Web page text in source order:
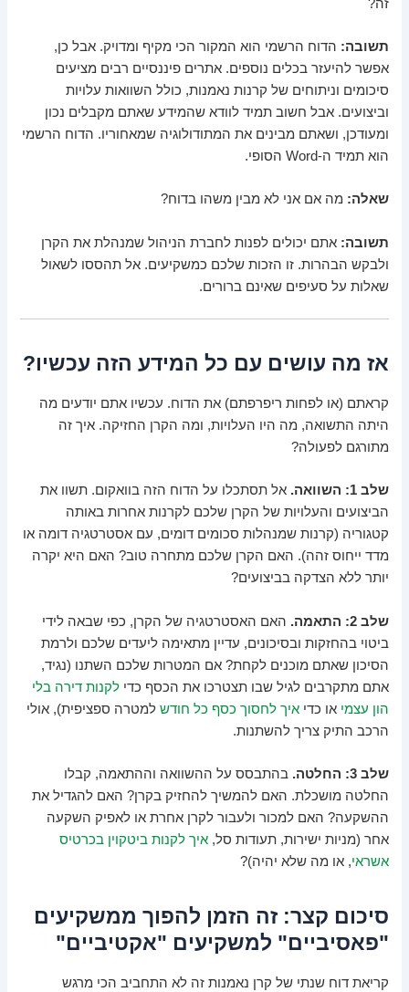
זה?
תשובה: הדוח הרשמי הוא המקור הכי מקיף ומדויק. אבל כן,
אפשר להיעזר בכלים נוספים. אתרים פיננסיים רבים מציעים
סיכומים וניתוחים של קרנות נאמנות, כולל השוואות עלויות
וביצועים. אבל חשוב תמיד לוודא שהמידע שאתם מקבלים נכון
ומעודכן, ושאתם מבינים את המתודולוגיה שמאחוריו. הדוח הרשמי
הוא תמיד ה-Word הסופי.
שאלה: מה אם אני לא מבין משהו בדוח?
תשובה: אתם יכולים לפנות לחברת הניהול שמנהלת את הקרן
ולבקש הבהרות. זו הזכות שלכם כמשקיעים. אל תהססו לשאול
שאלות על סעיפים שאינם ברורים.
אז מה עושים עם כל המידע הזה עכשיו?
קראתם (או לפחות ריפרפתם) את הדוח. עכשיו אתם יודעים מה
היתה התשואה, מה היו העלויות, ומה הקרן החזיקה. איך זה
מתורגם לפעולה?
שלב 1: השוואה.
אל תסתכלו על הדוח הזה בוואקום. תשוו את
הביצועים והעלויות של הקרן שלכם לקרנות אחרות באותה
קטגוריה (קרנות שמנהלות סכומים דומים, עם אסטרטגיה דומה או
מדד ייחוס זהה). האם הקרן שלכם מתחרה טוב? האם היא יקרה
יותר ללא הצדקה בביצועים?
שלב 2: התאמה.
האם האסטרטגיה של הקרן, כפי שבאה לידי
ביטוי בהחזקות ובסיכונים, עדיין מתאימה ליעדים שלכם ולרמת
הסיכון שאתם מוכנים לקחת? אם המטרות שלכם השתנו (נגיד,
אתם מתקרבים לגיל שבו תצטרכו את הכסף כדילקנות דירה בלי
הון עצמי או כדיאיך לחסוך כסף כל חודש למטרה ספציפית), אולי
הרכב התיק צריך להשתנות.
שלב 3: החלטה.
בהתבסס על ההשוואה וההתאמה, קבלו
החלטה מושכלת. האם להמשיך להחזיק בקרן? האם להגדיל את
ההשקעה? האם למכור ולעבור לקרן אחרת או לאפיק השקעה
אחר (מניות ישירות, תעודות סל,איך לקנות ביטקוין בכרטיס
אשראי, או מה שלא יהיה)?
סיכום קצר: זה הזמן להפוך ממשקיעים
"פאסיביים" למשקיעים "אקטיביים"
קריאת דוח שנתי של קרן נאמנות זה לא התחביב הכי מרגש